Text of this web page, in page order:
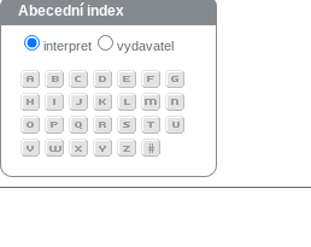
Abecední index
interpret vydavatel